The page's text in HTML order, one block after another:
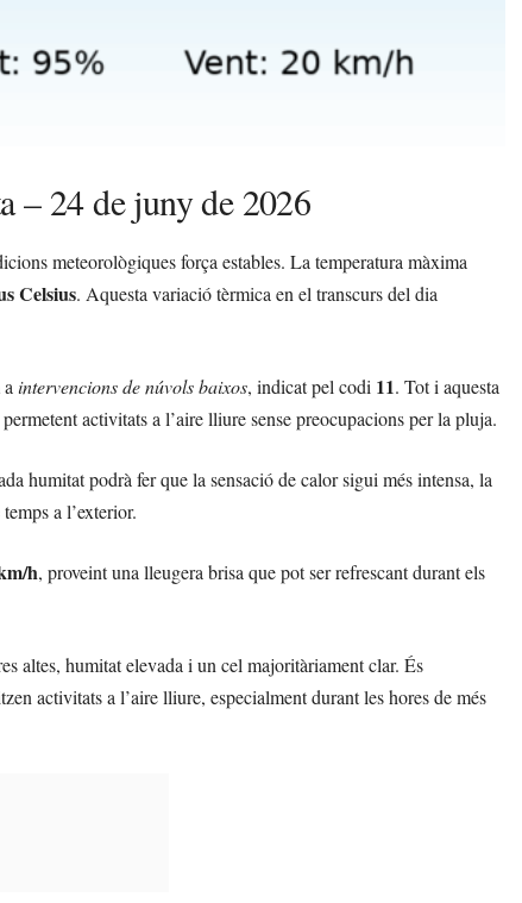
– 24 de juny de 2026
meteorològiques força estables. La temperatura màxima
Celsius. Aquesta variació tèrmica en el transcurs del dia
intervencions de núvols baixos, indicat pel codi 11. Tot i aquesta
activitats a l’aire lliure sense preocupacions per la pluja.
humitat podrà fer que la sensació de calor sigui més intensa, la
a l’exterior.
h, proveint una lleugera brisa que pot ser refrescant durant els
altes, humitat elevada i un cel majoritàriament clar. És
activitats a l’aire lliure, especialment durant les hores de més